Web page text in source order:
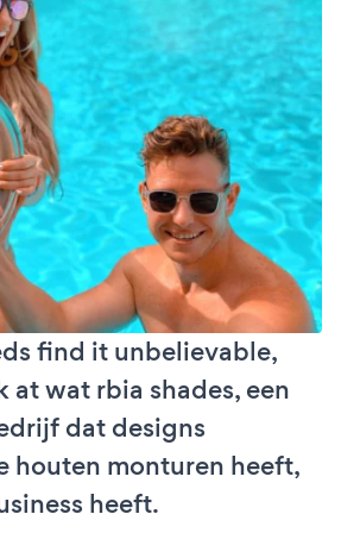
find it unbelievable,
at wat rbia shades, een
dat designs
houten monturen heeft,
heeft.